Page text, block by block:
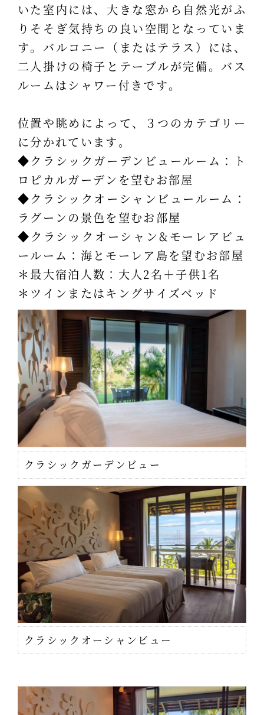
いた室内には、大きな窓から自然光がふ
りそそぎ気持ちの良い空間となっていま
す。バルコニー（またはテラス）には、
二人掛けの椅子とテーブルが完備。バス
ルームはシャワー付きです。
位置や眺めによって、３つのカテゴリー
に分かれています。
◆クラシックガーデンビュールーム：ト
ロピカルガーデンを望むお部屋
◆クラシックオーシャンビュールーム：
ラグーンの景色を望むお部屋
◆クラシックオーシャン&モーレアビュ
ールーム：海とモーレア島を望むお部屋
＊最大宿泊人数：大人2名＋子供1名
＊ツインまたはキングサイズベッド
クラシックガーデンビュー
クラシックオーシャンビュー